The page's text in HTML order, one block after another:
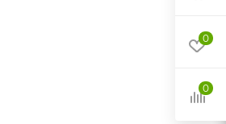
0
0